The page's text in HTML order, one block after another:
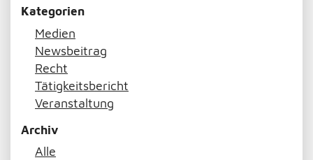
Kategorien
Medien
Newsbeitrag
Recht
Tätigkeitsbericht
Veranstaltung
Archiv
Alle